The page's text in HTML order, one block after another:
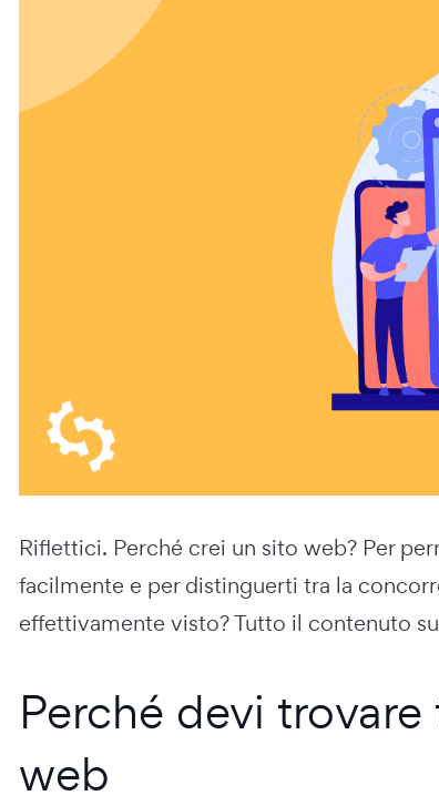
Riflettici. Perché crei un sito web? Per
facilmente e per distinguerti tra la
effettivamente visto? Tutto il contenuto
Perché devi
web